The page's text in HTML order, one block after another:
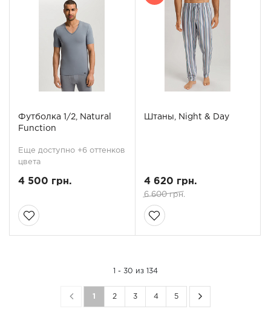
Футболка 1/2, Natural
Function
Еще доступно +6 оттенков
цвета
4 500 грн.
Штаны, Night & Day
4 620 грн.
6 600 грн.
1 - 30 из 134
1 2 3 4 5